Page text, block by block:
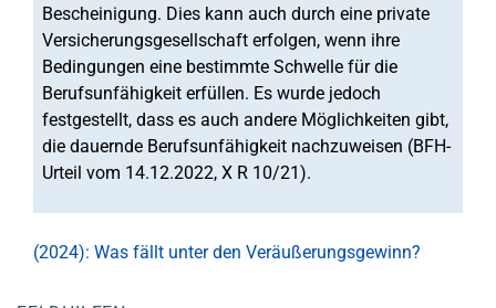
Bescheinigung. Dies kann auch durch eine private
Versicherungsgesellschaft erfolgen, wenn ihre
Bedingungen eine bestimmte Schwelle für die
Berufsunfähigkeit erfüllen. Es wurde jedoch
festgestellt, dass es auch andere Möglichkeiten gibt,
die dauernde Berufsunfähigkeit nachzuweisen (BFH-
Urteil vom 14.12.2022, X R 10/21).
(2024): Was fällt unter den Veräußerungsgewinn?